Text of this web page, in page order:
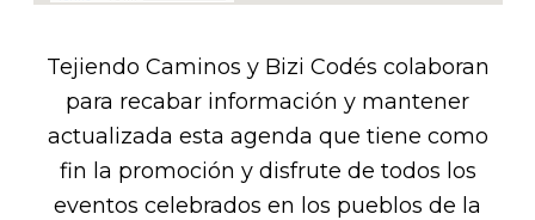
Tejiendo Caminos y Bizi Codés colaboran
para recabar información y mantener
actualizada esta agenda que tiene como
fin la promoción y disfrute de todos los
eventos celebrados en los pueblos de la